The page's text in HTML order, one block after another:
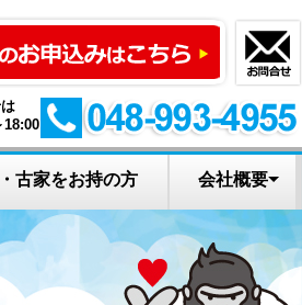
18:00
古家をお持の方 会社概要
会社概要
お問い合わせ
イベント申込み
えすゴリの土地活
用ニュース
土地の活用診断
資料請求
新着情報